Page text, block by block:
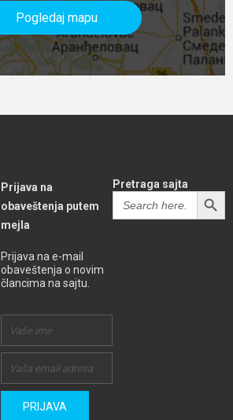
Pogledaj mapu
Prijava na
obaveštenja putem
mejla
Prijava na e-mail
obaveštenja o novim
člancima na sajtu.
Pretraga sajta
Search
for:
SEARCH